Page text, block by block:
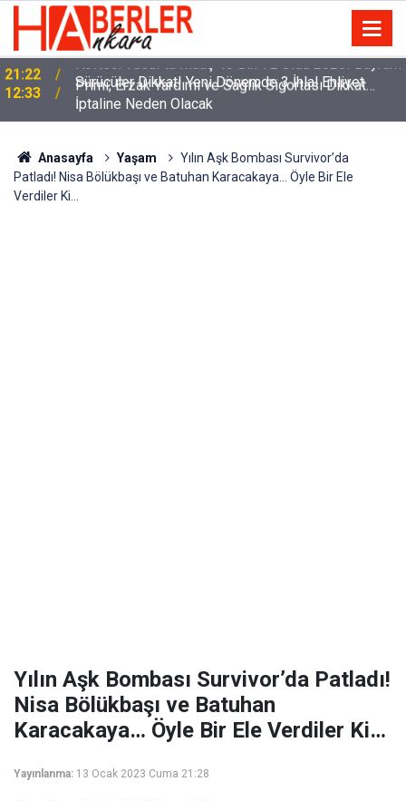
12:33
Sürücüler Dikkat! Yeni Dönemde 3 İhlal Ehliyet
İptaline Neden Olacak
Anasayfa Yaşam
Yılın Aşk Bombası Survivor’da
Patladı! Nisa Bölükbaşı ve Batuhan Karacakaya… Öyle Bir Ele
Verdiler Ki…
Yılın Aşk Bombası Survivor’da Patladı!
Nisa Bölükbaşı ve Batuhan
Karacakaya… Öyle Bir Ele Verdiler Ki…
Yayınlanma: 13 Ocak 2023 Cuma 21:28